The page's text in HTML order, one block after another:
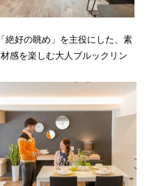
「絶好の眺め」を主役にした、素
材感を楽しむ大人ブルックリン